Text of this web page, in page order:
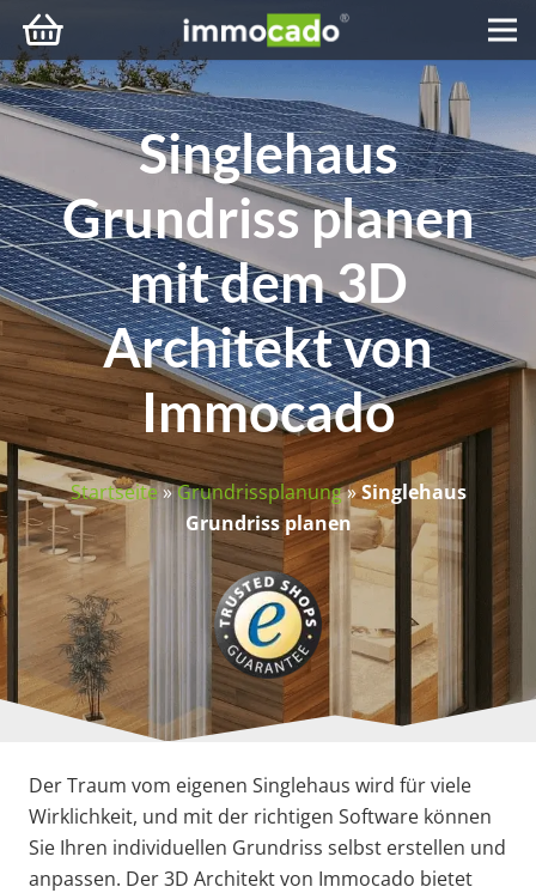
Singlehaus
Grundriss planen
mit dem 3D
Architekt von
Immocado
Startseite»Grundrissplanung»Singlehaus
Grundriss planen
Der Traum vom eigenen Singlehaus wird für viele
Wirklichkeit, und mit der richtigen Software können
Sie Ihren individuellen Grundriss selbst erstellen und
anpassen. Der 3D Architekt von Immocado bietet